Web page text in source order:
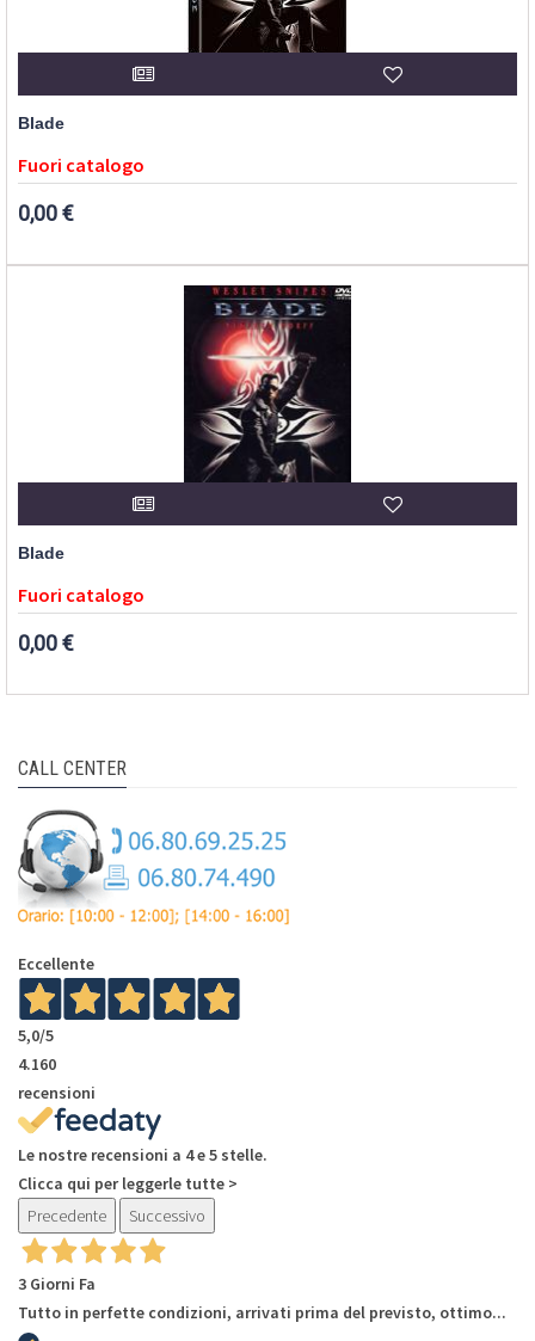
Blade
Fuori catalogo
0,00 €
Blade
Fuori catalogo
0,00 €
CALL CENTER
Eccellente
5,0/5
4.160
recensioni
Le nostre recensioni a 4 e 5 stelle.
Clicca qui per leggerle tutte >
Precedente
Successivo
3 Giorni Fa
Tutto in perfette condizioni, arrivati prima del previsto, ottimo...